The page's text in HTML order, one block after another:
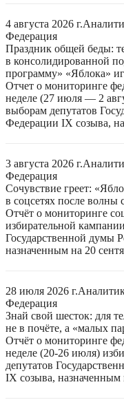
4 августа 2026 г.
Федерация
Праздник общей беды:
в консолидированной
программу» «Яблока»
Отчет о мониторинге
неделе (27 июля — 2
выборам депутатов
Федерации IX созыва,
3 августа 2026 г.
Федерация
Сочувствие греет:
в соцсетях после волны
Отчёт о мониторинге
избирательной
Государственной думы
назначенным на 20
28 июля 2026 г.
Федерация
Знай свой шесток: для
не в почёте, а «малых
Отчёт о мониторинге
неделе (20-26 июля)
депутатов
IX созыва, назначенным